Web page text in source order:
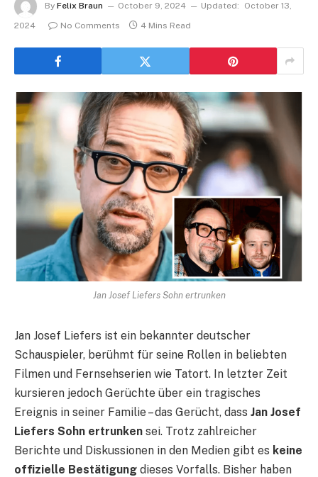
By Felix Braun October 9, 2024 Updated:
October 13,
2024
No Comments 4 Mins Read
Jan Josef Liefers Sohn ertrunken
Jan Josef Liefers ist ein bekannter deutscher
Schauspieler, berühmt für seine Rollen in beliebten
Filmen und Fernsehserien wie Tatort. In letzter Zeit
kursieren jedoch Gerüchte über ein tragisches
Ereignis in seiner Familie – das Gerücht, dass Jan Josef
Liefers Sohn ertrunken sei. Trotz zahlreicher
Berichte und Diskussionen in den Medien gibt es keine
offizielle Bestätigung dieses Vorfalls. Bisher haben